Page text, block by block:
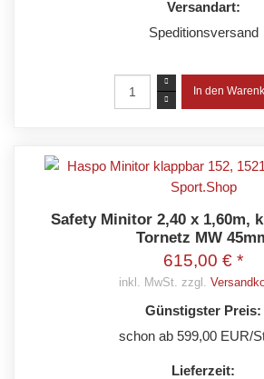
Versandart:
Speditionsversand
Safety Minitor 2,40 x 1,60m,
Tornetz MW
615,00 € *
inkl. MwSt. zzgl.
Günstigster Preis:
schon ab 599,00 EUR/
Lieferzeit: